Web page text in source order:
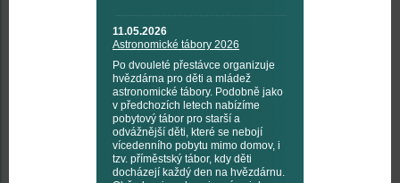
11.05.2026
Astronomické tábory 2026
Po dvouleté přestávce organizuje
hvězdárna pro děti a mládež
astronomické tábory. Podobně jako
v předchozích letech nabízíme
pobytový tábor pro starší a
odvážnější děti, které se nebojí
vícedenního pobytu mimo domov, i
tzv. příměstský tábor, kdy děti
docházejí každý den na hvězdárnu.